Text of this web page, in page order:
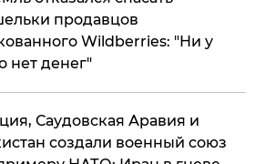
продавцов
Wildberries: "Ни у
нет денег"
Саудовская Аравия и
создали военный союз